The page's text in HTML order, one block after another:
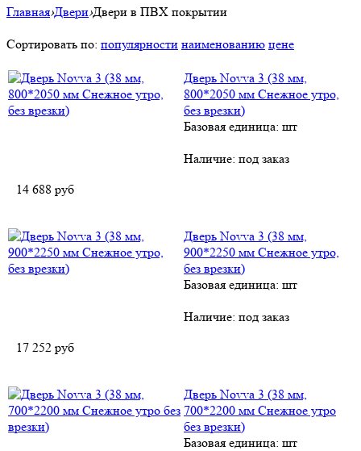
Главная›Двери›Двери в ПВХ покрытии
Сортировать по: популярности наименованию цене
Дверь Novva 3 (38 мм,
800*2050 мм Снежное утро,
без врезки)
Базовая единица: шт
Наличие: под заказ
14 688 руб
Дверь Novva 3 (38 мм,
900*2250 мм Снежное утро,
без врезки)
Базовая единица: шт
Наличие: под заказ
17 252 руб
Дверь Novva 3 (38 мм,
700*2200 мм Снежное утро
без врезки)
Базовая единица: шт